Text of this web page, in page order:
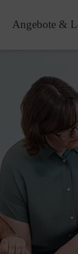
Angebote &